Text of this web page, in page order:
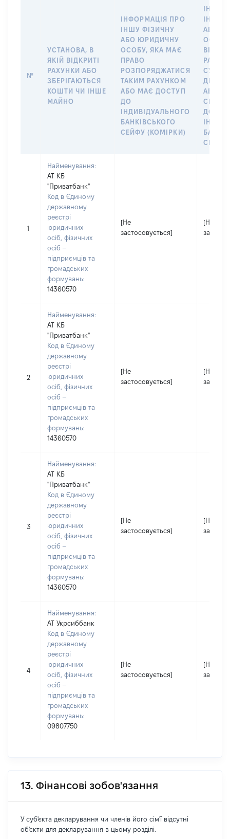
№
УСТАНОВА, В
ЯКІЙ ВІДКРИТІ
РАХУНКИ АБО
ЗБЕРІГАЮТЬСЯ
КОШТИ ЧИ ІНШЕ
МАЙНО
ІНФОРМАЦІЯ ПРО
ІНШУ ФІЗИЧНУ
АБО ЮРИДИЧНУ
ОСОБУ, ЯКА МАЄ
ПРАВО
РОЗПОРЯДЖАТИСЯ
ТАКИМ РАХУНКОМ
АБО МАЄ ДОСТУП
ДО
ІНДИВІДУАЛЬНОГО
БАНКІВСЬКОГО
СЕЙФУ (КОМІРКИ)
ІНШУ
АБО
АБО
СІМ’Ї
СЕЙФУ
1
Найменування:
АТ КБ
"Приватбанк"
Код в Єдиному
державному
реєстрі
юридичних
осіб, фізичних
осіб –
підприємців та
громадських
формувань:
14360570
[Не
застосовується]
[Не
2
Найменування:
АТ КБ
"Приватбанк"
Код в Єдиному
державному
реєстрі
юридичних
осіб, фізичних
осіб –
підприємців та
громадських
формувань:
14360570
[Не
застосовується]
[Не
3
Найменування:
АТ КБ
"Приватбанк"
Код в Єдиному
державному
реєстрі
юридичних
осіб, фізичних
осіб –
підприємців та
громадських
формувань:
14360570
[Не
застосовується]
[Не
4
Найменування:
АТ Укрсиббанк
Код в Єдиному
державному
реєстрі
юридичних
осіб, фізичних
осіб –
підприємців та
громадських
формувань:
09807750
[Не
застосовується]
[Не
13. Фінансові зобов'язання
У суб'єкта декларування чи членів його сім'ї відсутні
об'єкти для декларування в цьому розділі.